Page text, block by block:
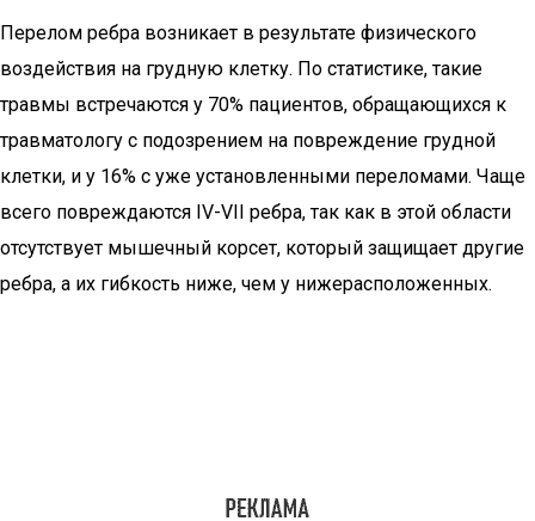
Перелом ребра возникает в результате физического
воздействия на грудную клетку. По статистике, такие
травмы встречаются у 70% пациентов, обращающихся к
травматологу с подозрением на повреждение грудной
клетки, и у 16% с уже установленными переломами. Чаще
всего повреждаются IV-VII ребра, так как в этой области
отсутствует мышечный корсет, который защищает другие
ребра, а их гибкость ниже, чем у нижерасположенных.